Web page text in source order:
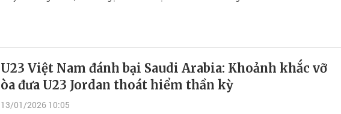
U23 Việt Nam đánh bại Saudi Arabia: Khoảnh khắc vỡ
òa đưa U23 Jordan thoát hiểm thần kỳ
13/01/2026 10:05